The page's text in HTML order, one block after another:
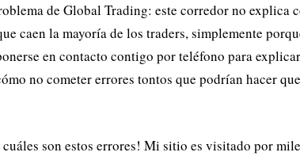
de Global Trading: este corredor no explica
caen la mayoría de los traders, simplemente
en contacto contigo por teléfono para
no cometer errores tontos que podrían hacer
son estos errores! Mi sitio es visitado por